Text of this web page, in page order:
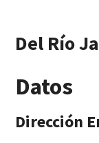
Del Río
Datos
Dirección